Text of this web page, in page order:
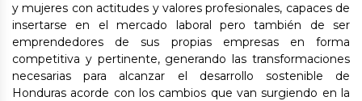
y mujeres con actitudes y valores profesionales, capaces de
insertarse en el mercado laboral pero también de ser
emprendedores de sus propias empresas en forma
competitiva y pertinente, generando las transformaciones
necesarias para alcanzar el desarrollo sostenible de
Honduras acorde con los cambios que van surgiendo en la